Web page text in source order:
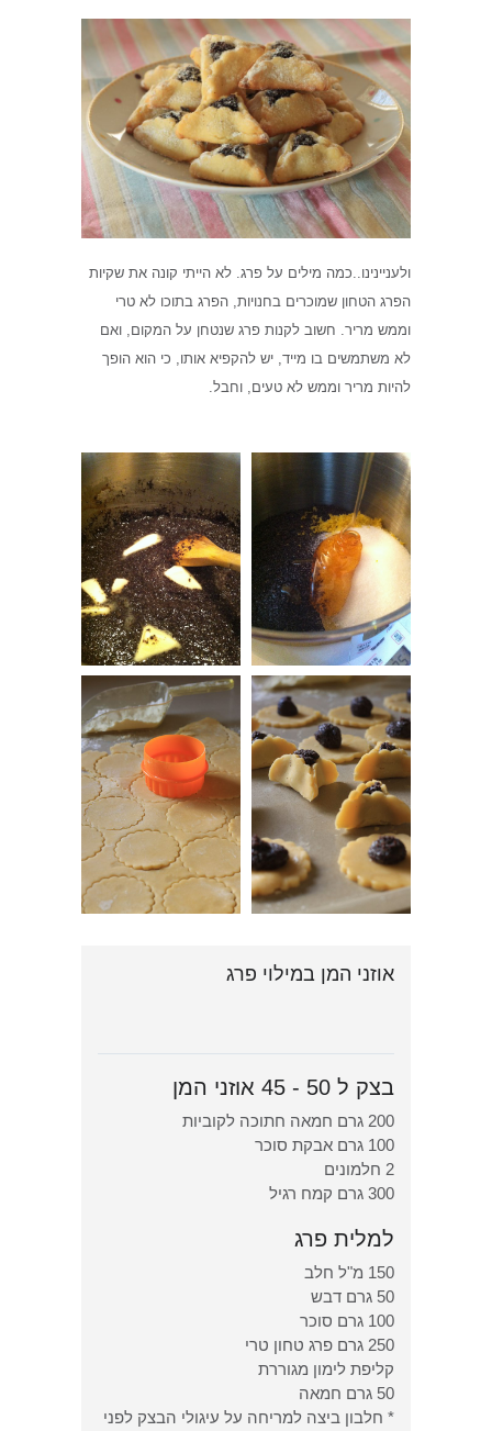
ולעניינינו..כמה מילים על פרג. לא הייתי קונה את שקיות
הפרג הטחון שמוכרים בחנויות, הפרג בתוכו לא טרי
וממש מריר. חשוב לקנות פרג שנטחן על המקום, ואם
לא משתמשים בו מייד, יש להקפיא אותו, כי הוא הופך
להיות מריר וממש לא טעים, וחבל.
אוזני המן במילוי פרג
בצק ל 50 - 45 אוזני המן
200 גרם חמאה חתוכה לקוביות
100 גרם אבקת סוכר
2 חלמונים
300 גרם קמח רגיל
למלית פרג
150 מ"ל חלב
50 גרם דבש
100 גרם סוכר
250 גרם פרג טחון טרי
קליפת לימון מגוררת
50 גרם חמאה
* חלבון ביצה למריחה על עיגולי הבצק לפני